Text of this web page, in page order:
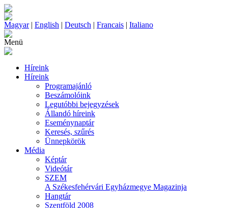
Magyar| English | Deutsch | Francais | Italiano
Menü
Híreink
Híreink
Programajánló
Beszámolóink
Legutóbbi bejegyzések
Állandó híreink
Eseménynaptár
Keresés, szűrés
Ünnepkörök
Média
Képtár
Videótár
SZEM
A Székesfehérvári Egyházmegye Magazinja
Hangtár
Szentföld 2008